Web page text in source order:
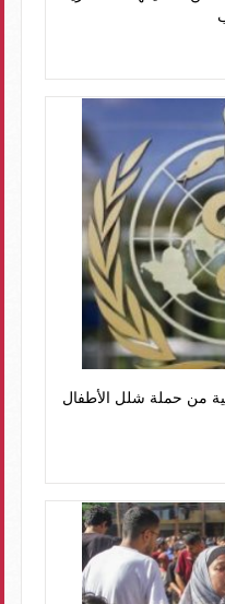
من حملة شلل الأطفال